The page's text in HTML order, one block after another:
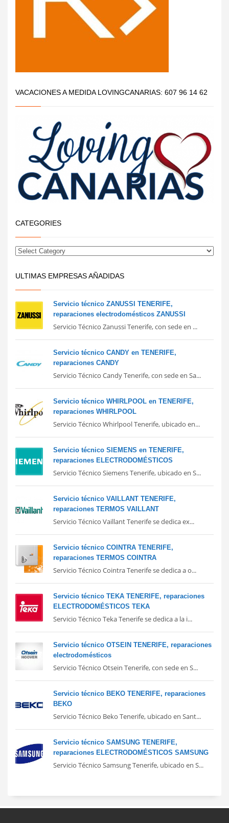
VACACIONES A MEDIDA LOVINGCANARIAS: 607 96 14 62
CATEGORIES
ULTIMAS EMPRESAS AÑADIDAS
Servicio técnico ZANUSSI TENERIFE,
reparaciones electrodomésticos ZANUSSI
Servicio Técnico Zanussi Tenerife, con sede en ...
Servicio técnico CANDY en TENERIFE,
reparaciones CANDY
Servicio Técnico Candy Tenerife, con sede en Sa...
Servicio técnico WHIRLPOOL en TENERIFE,
reparaciones WHIRLPOOL
Servicio Técnico Whirlpool Tenerife, ubicado en...
Servicio técnico SIEMENS en TENERIFE,
reparaciones ELECTRODOMÉSTICOS
Servicio Técnico Siemens Tenerife, ubicado en S...
Servicio técnico VAILLANT TENERIFE,
reparaciones TERMOS VAILLANT
Servicio Técnico Vaillant Tenerife se dedica ex...
Servicio técnico COINTRA TENERIFE,
reparaciones TERMOS COINTRA
Servicio Técnico Cointra Tenerife se dedica a o...
Servicio técnico TEKA TENERIFE, reparaciones
ELECTRODOMÉSTICOS TEKA
Servicio Técnico Teka Tenerife se dedica a la i...
Servicio técnico OTSEIN TENERIFE, reparaciones
electrodomésticos
Servicio Técnico Otsein Tenerife, con sede en S...
Servicio técnico BEKO TENERIFE, reparaciones
BEKO
Servicio Técnico Beko Tenerife, ubicado en Sant...
Servicio técnico SAMSUNG TENERIFE,
reparaciones ELECTRODOMÉSTICOS SAMSUNG
Servicio Técnico Samsung Tenerife, ubicado en S...